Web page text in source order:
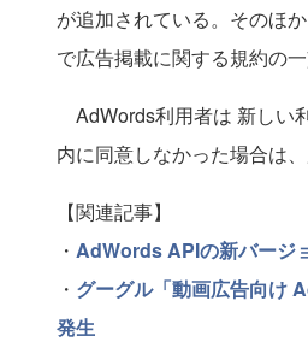
が追加されている。そのほ
で広告掲載に関する規約の
AdWords利用者は 新しい
内に同意しなかった場合は
【関連記事】
・ AdWords APIの新バージ
・ グーグル「動画広告向け
発生